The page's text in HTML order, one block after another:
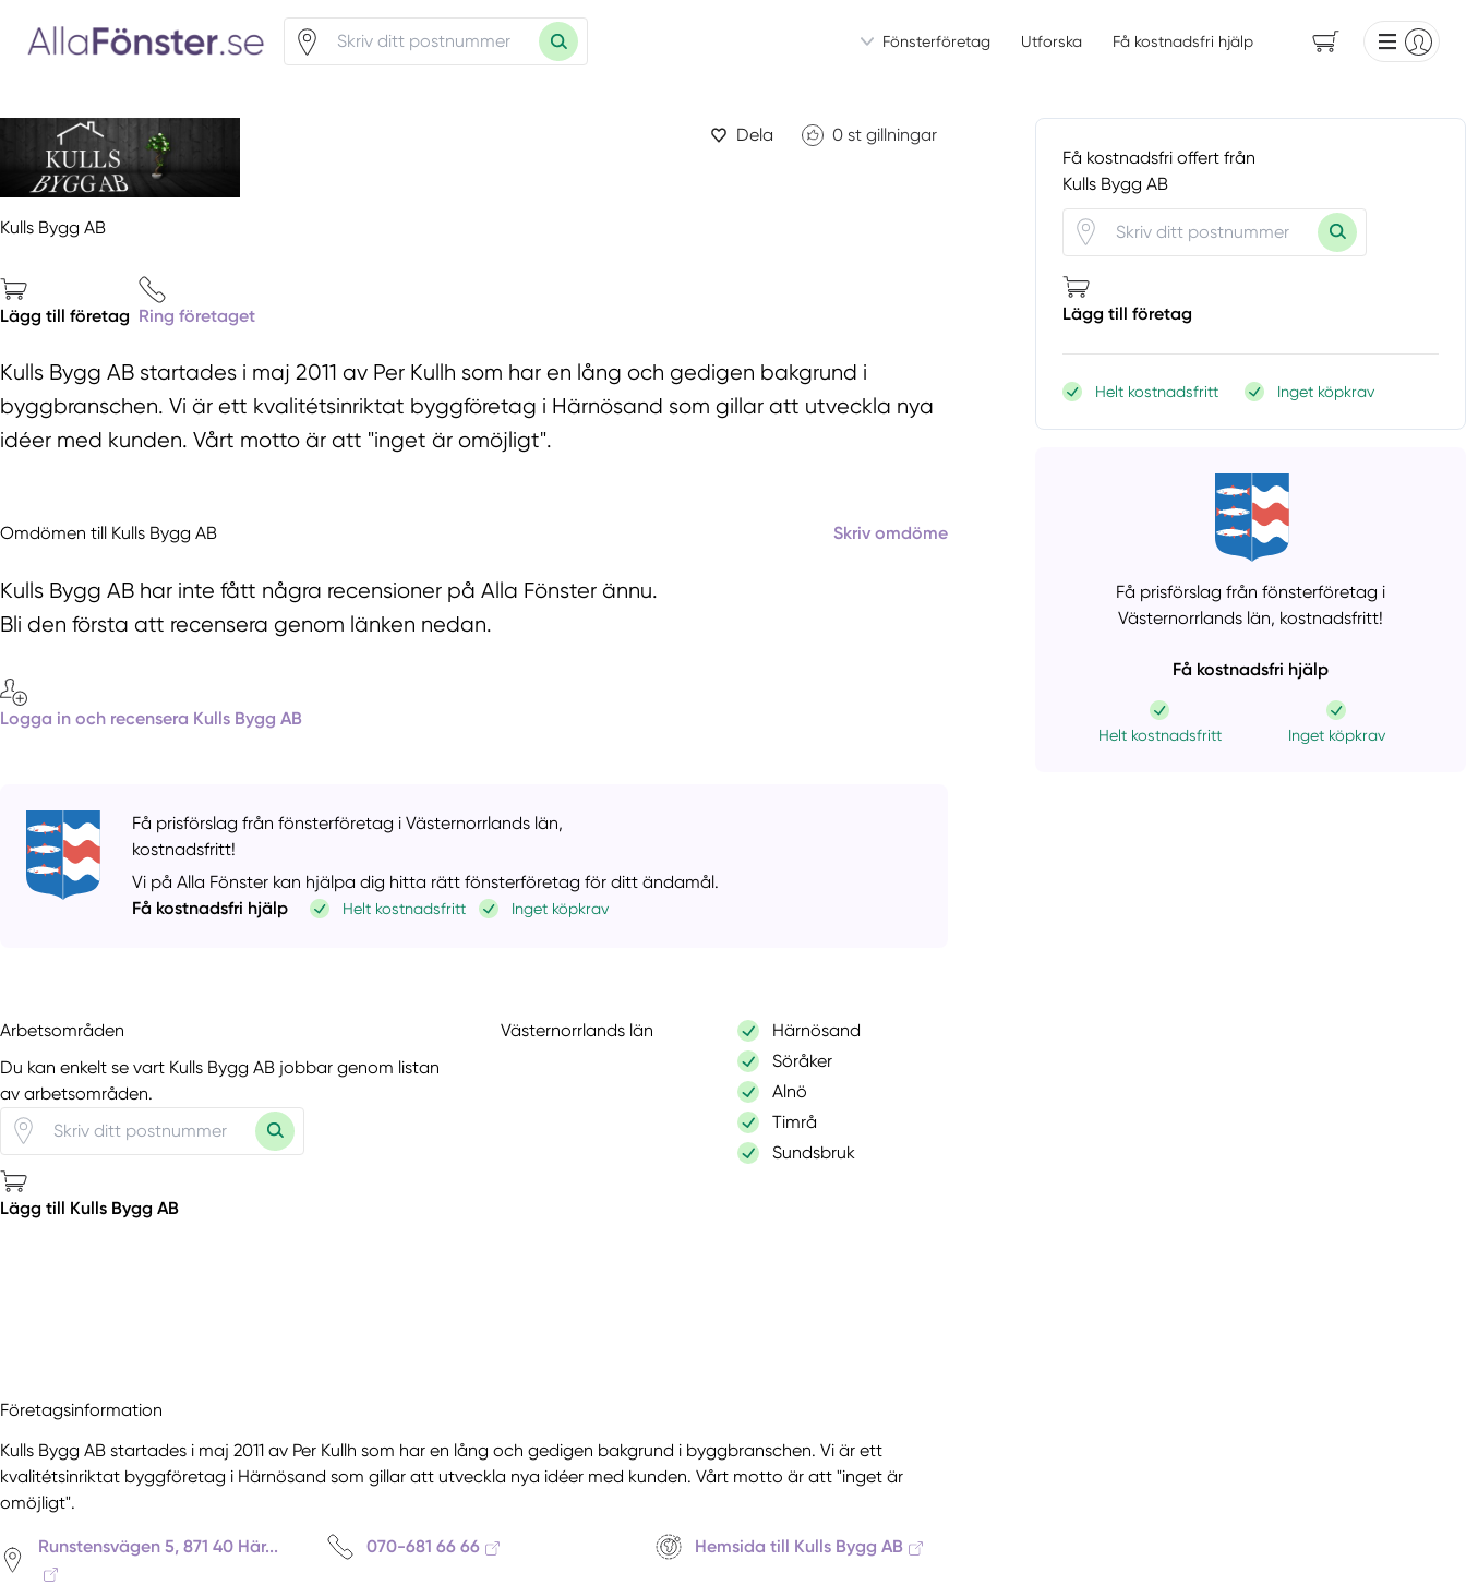
Fönsterföretag Utforska Få kostnadsfri hjälp
Dela 0 st gillningar
Kulls Bygg AB
Lägg till företag Ring företaget
Kulls Bygg AB startades i maj 2011 av Per Kullh som har en lång och gedigen bakgrund i
byggbranschen. Vi är ett kvalitétsinriktat byggföretag i Härnösand som gillar att utveckla nya
idéer med kunden. Vårt motto är att "inget är omöjligt".
Omdömen till Kulls Bygg AB Skriv omdöme
Kulls Bygg AB har inte fått några recensioner på Alla Fönster ännu.
Bli den första att recensera genom länken nedan.
Logga in och recensera Kulls Bygg AB
Få prisförslag från fönsterföretag i Västernorrlands län,
kostnadsfritt!
Vi på Alla Fönster kan hjälpa dig hitta rätt fönsterföretag för ditt ändamål.
Få kostnadsfri hjälp
Helt kostnadsfritt Inget köpkrav
Arbetsområden
Du kan enkelt se vart Kulls Bygg AB jobbar genom listan
av arbetsområden.
Lägg till Kulls Bygg AB
Västernorrlands län
Härnösand
Söråker
Alnö
Timrå
Sundsbruk
Företagsinformation
Kulls Bygg AB startades i maj 2011 av Per Kullh som har en lång och gedigen bakgrund i byggbranschen. Vi är ett
kvalitétsinriktat byggföretag i Härnösand som gillar att utveckla nya idéer med kunden. Vårt motto är att "inget är
omöjligt".
Runstensvägen 5, 871 40 Här... 070-681 66 66 Hemsida till Kulls Bygg AB
Få kostnadsfri offert från
Kulls Bygg AB
Lägg till företag
Helt kostnadsfritt Inget köpkrav
Få prisförslag från fönsterföretag i
Västernorrlands län, kostnadsfritt!
Få kostnadsfri hjälp
Helt kostnadsfritt Inget köpkrav